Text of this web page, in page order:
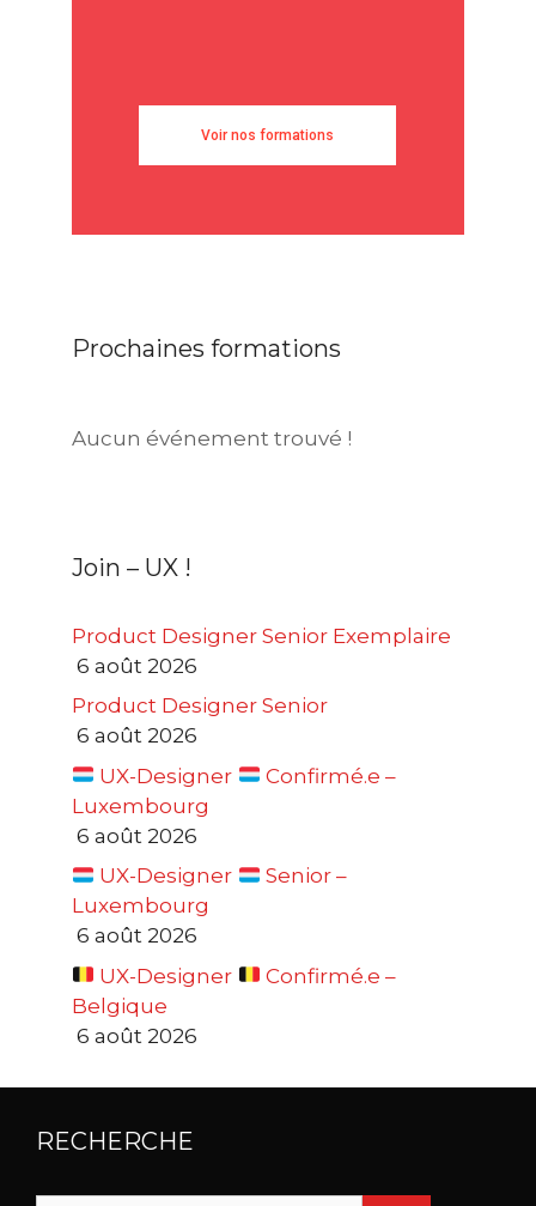
Voir nos formations
Prochaines formations
Aucun événement trouvé !
Join – UX !
Product Designer Senior Exemplaire
6 août 2026
Product Designer Senior
6 août 2026
UX-Designer
Confirmé.e –
Luxembourg
6 août 2026
UX-Designer
Senior –
Luxembourg
6 août 2026
UX-Designer
Confirmé.e –
Belgique
6 août 2026
RECHERCHE